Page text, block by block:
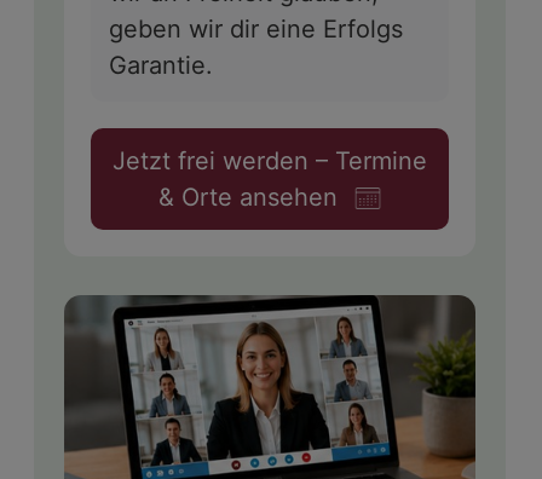
geben wir dir eine Erfolgs
Garantie.
Jetzt frei werden – Termine
& Orte ansehen